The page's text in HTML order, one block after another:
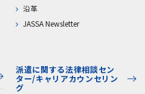
沿革
JASSA Newsletter
派遣に関する法律相談セン
ター/キャリアカウンセリン
グ